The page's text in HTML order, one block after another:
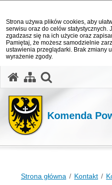
Strona używa plików cookies, aby
serwisu oraz do celów statystycznych.
zgadzasz się na ich użycie oraz
Pamiętaj, że możesz samodzielnie
ustawienia przeglądarki. Brak zmiany
wyrażenie zgody.
Komenda
Strona główna Kontakt